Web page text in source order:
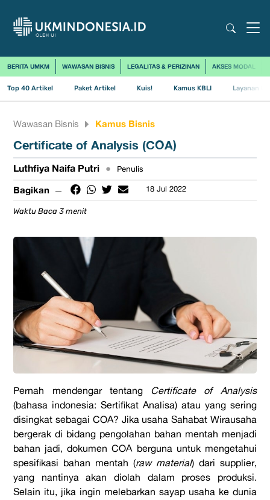
BERITA UMKM WAWASAN BISNIS LEGALITAS & PERIZINAN AKSES MODAL
Top 40 Artikel Paket Artikel Kuis! Kamus KBLI Layanan
Wawasan Bisnis Kamus Bisnis
​Certificate of Analysis (COA)
Luthfiya Naifa Putri • Penulis
Bagikan 18 Jul 2022
Waktu Baca 3 menit
Pernah mendengar tentang Certificate of Analysis
(bahasa indonesia: Sertifikat Analisa) atau yang sering
disingkat sebagai COA? Jika usaha Sahabat Wirausaha
bergerak di bidang pengolahan bahan mentah menjadi
bahan jadi, dokumen COA berguna untuk mengetahui
spesifikasi bahan mentah (raw material) dari supplier,
yang nantinya akan diolah dalam proses produksi.
Selain itu, jika ingin melebarkan sayap usaha ke dunia